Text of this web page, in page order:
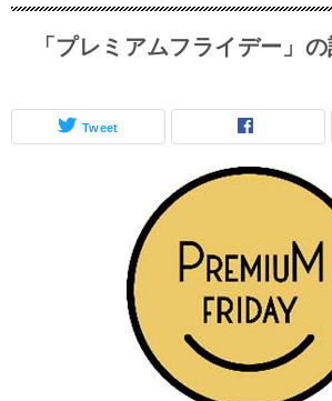
「プレミアムフライデー」
Tweet